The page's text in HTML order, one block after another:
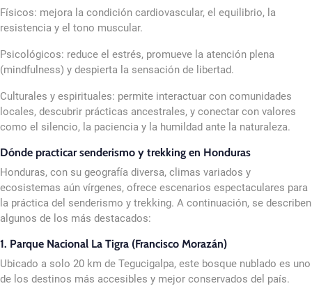
Físicos: mejora la condición cardiovascular, el equilibrio, la
resistencia y el tono muscular.
Psicológicos: reduce el estrés, promueve la atención plena
(mindfulness) y despierta la sensación de libertad.
Culturales y espirituales: permite interactuar con comunidades
locales, descubrir prácticas ancestrales, y conectar con valores
como el silencio, la paciencia y la humildad ante la naturaleza.
Dónde practicar senderismo y trekking en Honduras
Honduras, con su geografía diversa, climas variados y
ecosistemas aún vírgenes, ofrece escenarios espectaculares para
la práctica del senderismo y trekking. A continuación, se describen
algunos de los más destacados:
1. Parque Nacional La Tigra (Francisco Morazán)
Ubicado a solo 20 km de Tegucigalpa, este bosque nublado es uno
de los destinos más accesibles y mejor conservados del país.